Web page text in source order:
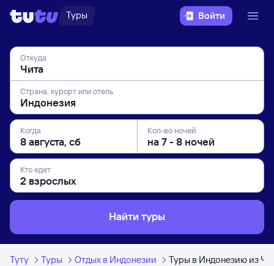
Туры Войти
Откуда
Страна, курорт или отель
Когда Кол-во ночей
Кто едет
Найти туры
Туту Туры Отдых в Индонезии Туры в Индонезию из